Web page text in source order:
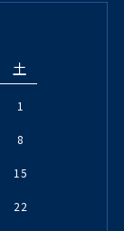
土
1
8
15
22